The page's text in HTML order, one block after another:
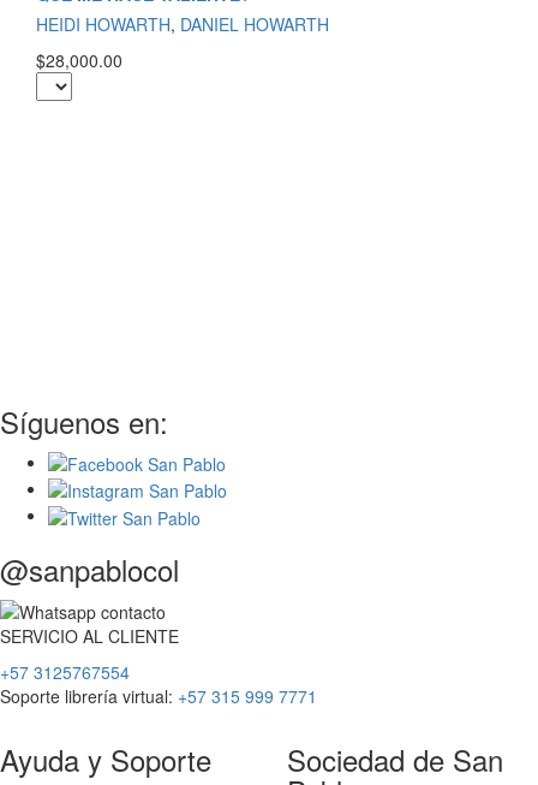
HEIDI HOWARTH, DANIEL HOWARTH
$28,000.00
Síguenos en:
@sanpablocol
SERVICIO AL CLIENTE
+57 3125767554
Soporte librería virtual: +57 315 999 7771
Ayuda y Soporte Sociedad de San